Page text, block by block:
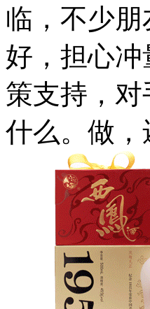
临，不少
好，担心
策支持，
什么。做